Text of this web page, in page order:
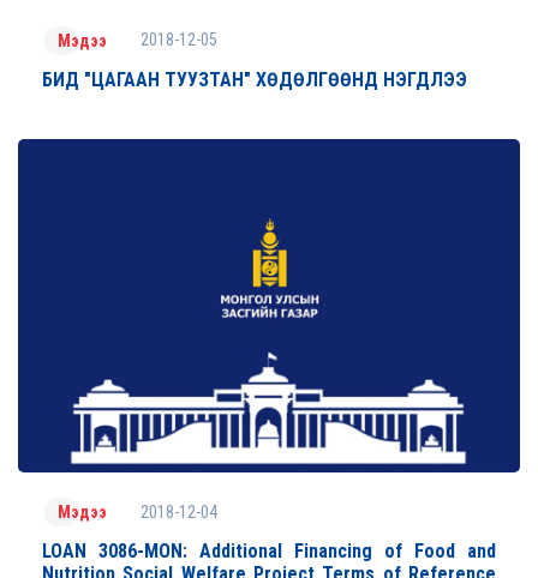
Мэдээ 2018-12-05
БИД "ЦАГААН ТУУЗТАН" ХӨДӨЛГӨӨНД НЭГДЛЭЭ
Мэдээ 2018-12-04
LOAN 3086-MON: Additional Financing of Food and